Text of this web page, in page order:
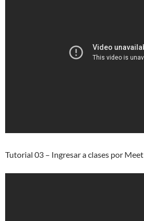
Tutorial 03 – Ingresar a clases por Meet